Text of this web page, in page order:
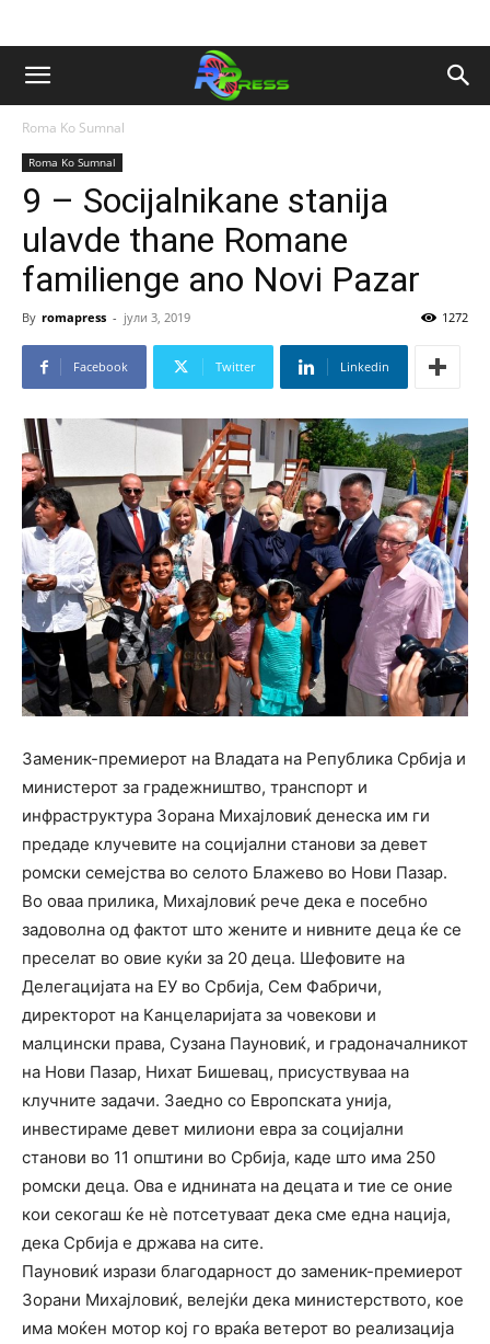
Roma Ko Sumnal
Roma Ko Sumnal
9 – Socijalnikane stanija
ulavde thane Romane
familienge ano Novi Pazar
By romapress - јули 3, 2019 1272
Facebook Twitter Linkedin
Заменик-премиерот на Владата на Република Србија и
министерот за градежништво, транспорт и
инфраструктура Зорана Михајловиќ денеска им ги
предаде клучевите на социјални станови за девет
ромски семејства во селото Блажево во Нови Пазар.
Во оваа прилика, Михајловиќ рече дека е посебно
задоволна од фактот што жените и нивните деца ќе се
преселат во овие куќи за 20 деца. Шефовите на
Делегацијата на ЕУ во Србија, Сем Фабричи,
директорот на Канцеларијата за човекови и
малцински права, Сузана Пауновиќ, и градоначалникот
на Нови Пазар, Нихат Бишевац, присуствуваа на
клучните задачи. Заедно со Европската унија,
инвестираме девет милиони евра за социјални
станови во 11 општини во Србија, каде што има 250
ромски деца. Ова е иднината на децата и тие се оние
кои секогаш ќе нѐ потсетуваат дека сме една нација,
дека Србија е држава на сите.
Пауновиќ изрази благодарност до заменик-премиерот
Зорани Михајловиќ, велејќи дека министерството, кое
има моќен мотор кој го враќа ветерот во реализација